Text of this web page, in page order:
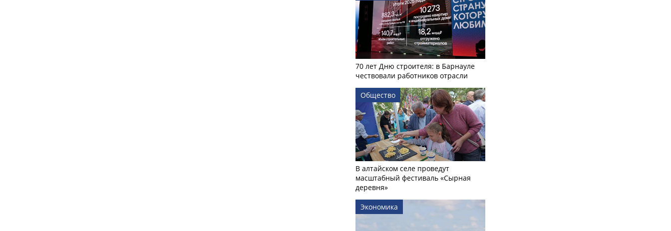
70 лет Дню строителя: в Барнауле
чествовали работников отрасли
Общество
В алтайском селе проведут
масштабный фестиваль «Сырная
деревня»
Экономика